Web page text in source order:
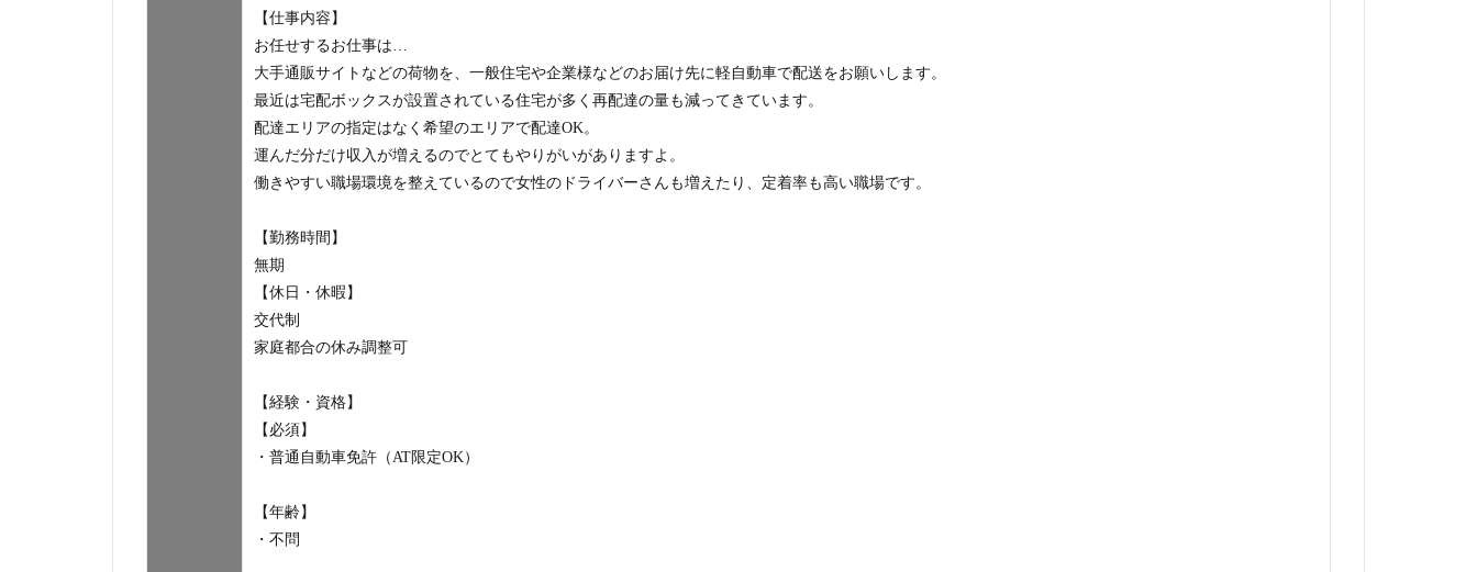
【仕事内容】
お任せするお仕事は…
大手通販サイトなどの荷物を、一般住宅や企業様などのお届け先に軽自動車で配送をお願いします。
最近は宅配ボックスが設置されている住宅が多く再配達の量も減ってきています。
配達エリアの指定はなく希望のエリアで配達OK。
運んだ分だけ収入が増えるのでとてもやりがいがありますよ。
働きやすい職場環境を整えているので女性のドライバーさんも増えたり、定着率も高い職場です。
【勤務時間】
無期
【休日・休暇】
交代制
家庭都合の休み調整可
【経験・資格】
【必須】
・普通自動車免許（AT限定OK）
【年齢】
・不問